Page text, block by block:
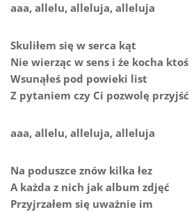
aaa, allelu, alleluja, alleluja
Skuliłem się w serca kąt
Nie wierząc w sens i że kocha ktoś
Wsunąłeś pod powieki list
Z pytaniem czy Ci pozwolę przyjść
aaa, allelu, alleluja, alleluja
Na poduszce znów kilka łez
A każda z nich jak album zdjęć
Przyjrzałem się uważnie im